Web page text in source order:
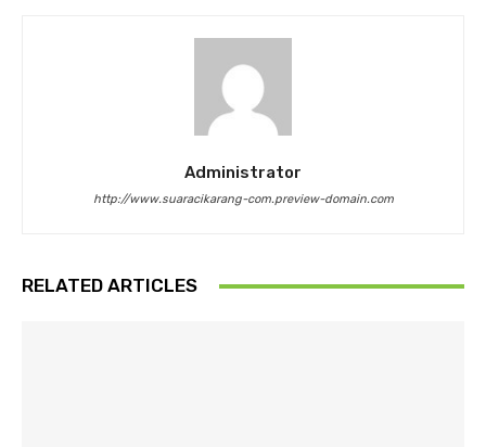
Administrator
http://www.suaracikarang-com.preview-domain.com
RELATED ARTICLES